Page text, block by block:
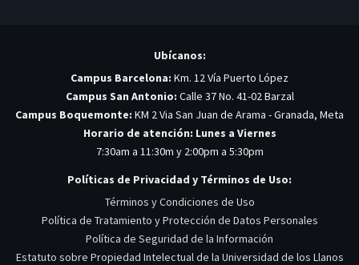
Ubícanos:
Campus Barcelona: Km. 12 Vía Puerto López
Campus San Antonio: Calle 37 No. 41-02 Barzal
Campus Boquemonte: KM 2 Via San Juan de Arama - Granada, Meta
Horario de atención: Lunes a Viernes
7:30am a 11:30m y 2:00pm a 5:30pm
Políticas de Privacidad y Términos de Uso:
Términos y Condiciones de Uso
Política de Tratamiento y Protección de Datos Personales
Política de Seguridad de la Información
Estatuto sobre Propiedad Intelectual de la Universidad de los Llanos